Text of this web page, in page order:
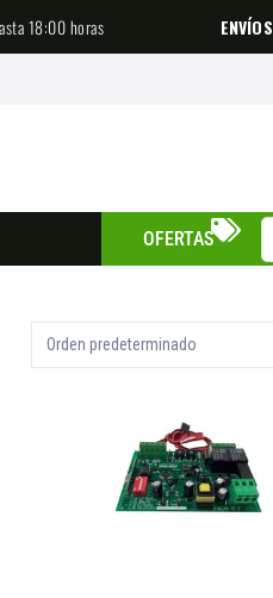
18:00 horas ENVÍOS
OFERTAS